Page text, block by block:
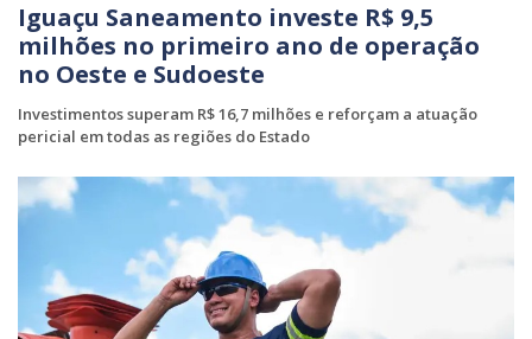
Iguaçu Saneamento investe R$ 9,5
milhões no primeiro ano de operação
no Oeste e Sudoeste
Investimentos superam R$ 16,7 milhões e reforçam a atuação
pericial em todas as regiões do Estado